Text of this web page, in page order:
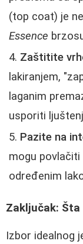
(top coat) je
Essence
Zaštitite
lakiranjem,
laganim
usporiti
Pazite na
mogu povlačiti
određenim
Zaključak:
Izbor idealnog